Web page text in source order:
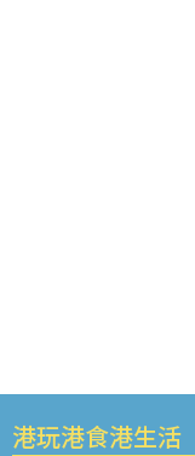
港玩港食港生活